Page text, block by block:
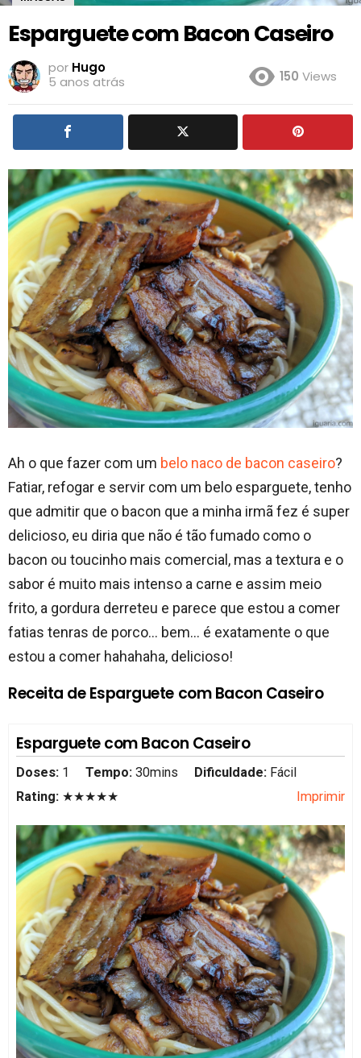
Esparguete com Bacon Caseiro
por Hugo
5 anos atrás
150 Views
Ah o que fazer com um belo naco de bacon caseiro?
Fatiar, refogar e servir com um belo esparguete, tenho
que admitir que o bacon que a minha irmã fez é super
delicioso, eu diria que não é tão fumado como o
bacon ou toucinho mais comercial, mas a textura e o
sabor é muito mais intenso a carne e assim meio
frito, a gordura derreteu e parece que estou a comer
fatias tenras de porco… bem… é exatamente o que
estou a comer hahahaha, delicioso!
Receita de Esparguete com Bacon Caseiro
Esparguete com Bacon Caseiro
Doses: 1 Tempo: 30mins Dificuldade: Fácil
Rating: ★★★★★ Imprimir